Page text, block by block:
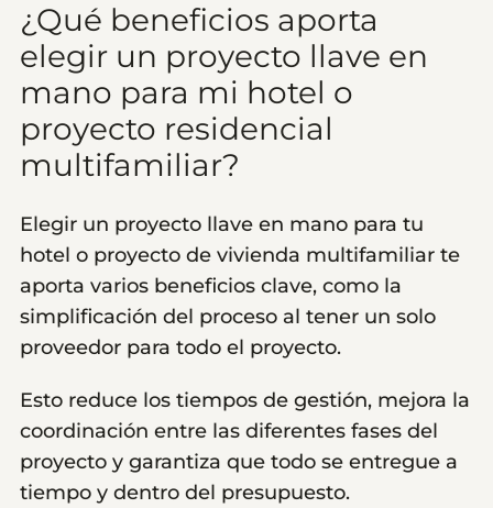
¿Qué beneficios aporta
elegir un proyecto llave en
mano para mi hotel o
proyecto residencial
multifamiliar?
Elegir un proyecto llave en mano para tu
hotel o proyecto de vivienda multifamiliar te
aporta varios beneficios clave, como la
simplificación del proceso al tener un solo
proveedor para todo el proyecto.
Esto reduce los tiempos de gestión, mejora la
coordinación entre las diferentes fases del
proyecto y garantiza que todo se entregue a
tiempo y dentro del presupuesto.